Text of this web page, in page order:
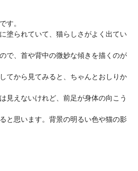
す。
塗られていて、猫らしさがよく出てい
で、首や背中の微妙な傾きを描くのが
てから見てみると、ちゃんとおしりか
見えないけれど、前足が身体の向こう
と思います。背景の明るい色や猫の影